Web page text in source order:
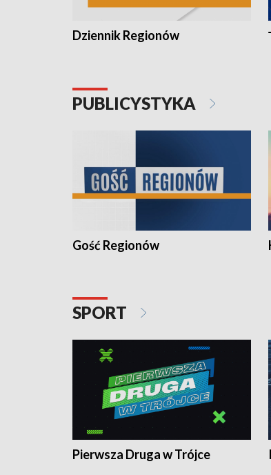
Dziennik Regionów
PUBLICYSTYKA
Gość Regionów
SPORT
Pierwsza Druga w Trójce